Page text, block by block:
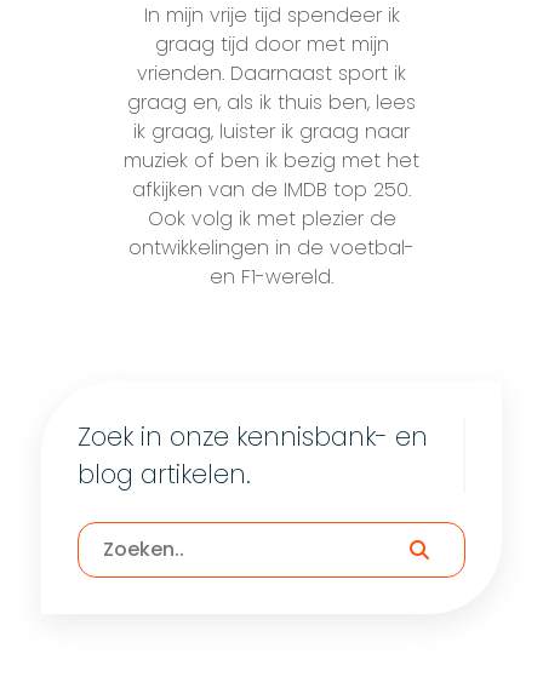
In mijn vrije tijd spendeer ik
graag tijd door met mijn
vrienden. Daarnaast sport ik
graag en, als ik thuis ben, lees
ik graag, luister ik graag naar
muziek of ben ik bezig met het
afkijken van de IMDB top 250.
Ook volg ik met plezier de
ontwikkelingen in de voetbal-
en F1-wereld.
Zoek in onze kennisbank- en
blog artikelen.